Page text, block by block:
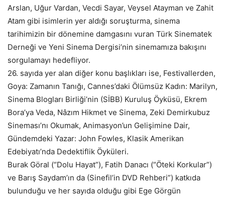
Arslan, Uğur Vardan, Vecdi Sayar, Veysel Atayman ve Zahit
Atam gibi isimlerin yer aldığı soruşturma, sinema
tarihimizin bir dönemine damgasını vuran Türk Sinematek
Derneği ve Yeni Sinema Dergisi’nin sinemamıza bakışını
sorgulamayı hedefliyor.
26. sayıda yer alan diğer konu başlıkları ise, Festivallerden,
Goya: Zamanın Tanığı, Cannes’daki Ölümsüz Kadın: Marilyn,
Sinema Blogları Birliği’nin (SİBB) Kuruluş Öyküsü, Ekrem
Bora’ya Veda, Nâzım Hikmet ve Sinema, Zeki Demirkubuz
Sineması’nı Okumak, Animasyon’un Gelişimine Dair,
Gündemdeki Yazar: John Fowles, Klasik Amerikan
Edebiyatı’nda Dedektiflik Öyküleri.
Burak Göral (“Dolu Hayat”), Fatih Danacı (“Öteki Korkular”)
ve Barış Saydam’ın da (Sinefil’in DVD Rehberi”) katkıda
bulunduğu ve her sayıda olduğu gibi Ege Görgün